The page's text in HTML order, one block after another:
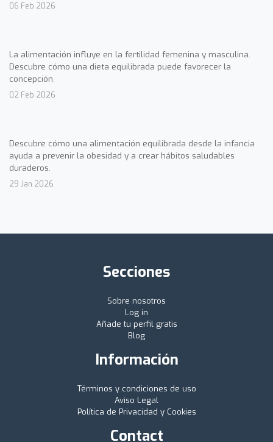
06 Feb 2026
La alimentación influye en la fertilidad femenina y masculina.
Descubre cómo una dieta equilibrada puede favorecer la
concepción.
02 Feb 2026
Descubre cómo una alimentación equilibrada desde la infancia
ayuda a prevenir la obesidad y a crear hábitos saludables
duraderos.
29 Jan 2026
Secciones
Sobre nosotros
Log in
Añade tu perfil gratis
Blog
Información
Términos y condiciones de uso
Aviso Legal
Política de Privacidad y Cookies
Contact